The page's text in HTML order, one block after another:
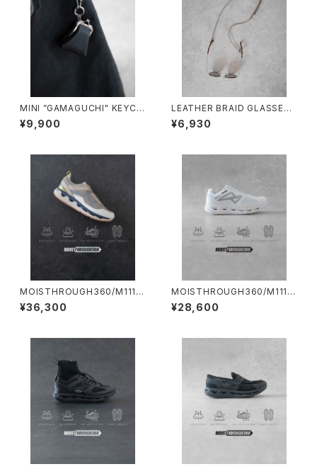
MINI ”GAMAGUCHI" KEYCH
AIN/3051#1/ミニがま口キーチ
ェーン
¥9,900
LEATHER BRAID GLASSES
HOLDER/2027#1/レザーブレ
ードグラスホルダー
¥6,930
MOISTHROUGH360/M1119
M#3/特許取得・通気防水シス
テム採用”モイスルー360''全天
¥36,300
MOISTHROUGH360/M1110
M#4/特許取得・通気防水シス
テム採用”モイスルー360''全天
¥28,600